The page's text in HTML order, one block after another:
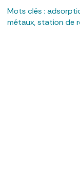
Mots clés :
métaux,station de